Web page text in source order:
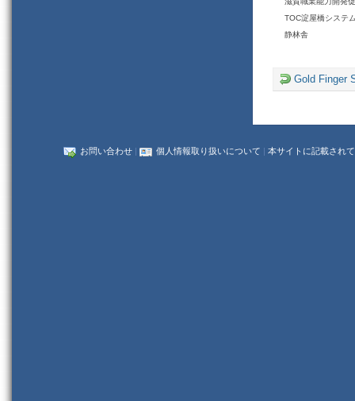
TOC淀屋橋システ
静林舎
Gold Finger
お問い合わせ | 個人情報取り扱いについて | 本サイトに記載され